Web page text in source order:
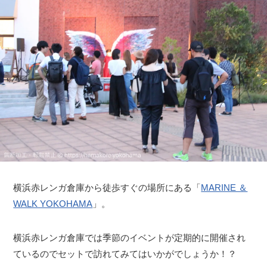
横浜赤レンガ倉庫から徒歩すぐの場所にある「MARINE ＆
WALK YOKOHAMA 」。
横浜赤レンガ倉庫では季節のイベントが定期的に開催され
ているのでセットで訪れてみてはいかがでしょうか！？